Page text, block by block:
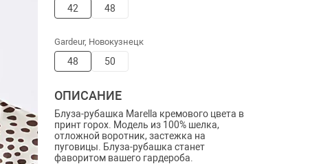
42 48
Gardeur, Новокузнецк
48 50
ОПИСАНИЕ
Блуза-рубашка Marella кремового цвета в
принт горох. Модель из 100% шелка,
отложной воротник, застежка на
пуговицы. Блуза-рубашка станет
фаворитом вашего гардероба.